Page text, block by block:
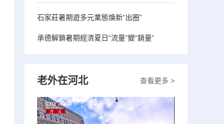
石家莊暑期遊多元業態煥新“出圈”
承德解鎖暑期經濟夏日“流量”變“銷量”
查看更多 >
老外在河北